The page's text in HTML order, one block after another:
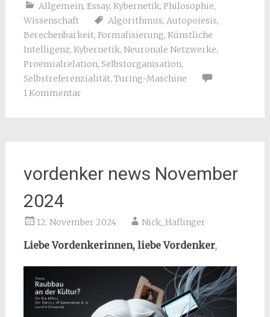
Allgemein, Essay, Kybernetik, Philosophie,
Wissenschaft
Algorithmus, Autopoiesis,
Berechenbarkeit, Formalisierung, Künstliche
Intelligenz, Kybernetik, Neuronale Netzwerke,
Proemialrelation, Selbstorganisation,
Selbstreferenzialität, Turing-Maschine
1 Kommentar
vordenker news November
2024
12. November 2024 Nick_Haflinger
Liebe Vordenkerinnen, liebe Vordenker,